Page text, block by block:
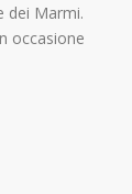
dei Marmi.
occasione